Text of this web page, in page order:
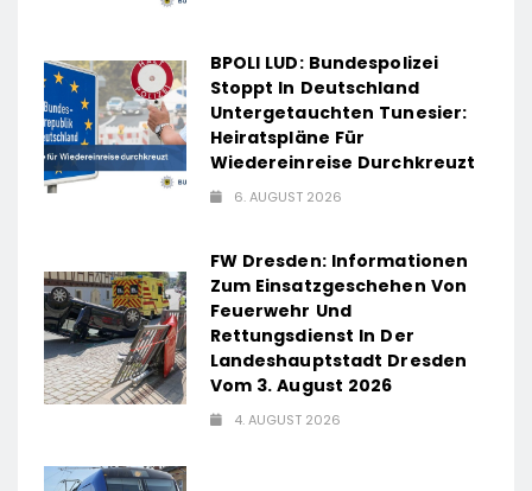
BPOLI LUD: Bundespolizei
Stoppt In Deutschland
Untergetauchten Tunesier:
Heiratspläne Für
Wiedereinreise Durchkreuzt
6. AUGUST 2026
FW Dresden: Informationen
Zum Einsatzgeschehen Von
Feuerwehr Und
Rettungsdienst In Der
Landeshauptstadt Dresden
Vom 3. August 2026
4. AUGUST 2026